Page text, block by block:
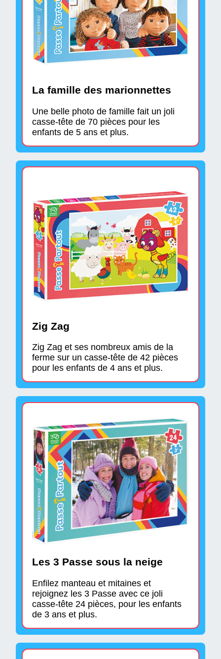
La famille des marionnettes
Une belle photo de famille fait un joli
casse-tête de 70 pièces pour les
enfants de 5 ans et plus.
Zig Zag
Zig Zag et ses nombreux amis de la
ferme sur un casse-tête de 42 pièces
pour les enfants de 4 ans et plus.
Les 3 Passe sous la neige
Enfilez manteau et mitaines et
rejoignez les 3 Passe avec ce joli
casse-tête 24 pièces, pour les enfants
de 3 ans et plus.